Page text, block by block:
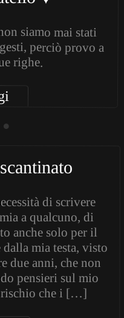
siamo mai stati
perciò provo a
righe.
di scrivere
a qualcuno, di
anche solo per il
mia testa, visto
due anni, che non
pensieri sul mio
rischio che i […]